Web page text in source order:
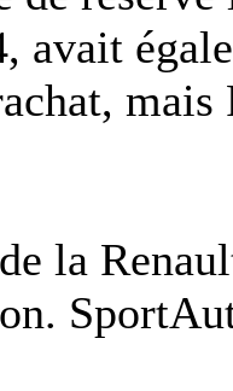
avait
la